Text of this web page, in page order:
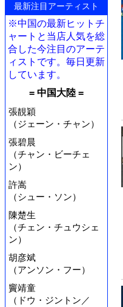
最新注目アーティスト
※中国の最新ヒットチ
ャートと当店人気を総
合した今注目のアーテ
ィストです。毎日更新
しています。
= 中国大陸 =
張靚穎
（ジェーン・チャン）
張碧晨
（チャン・ビーチェ
ン）
許嵩
（シュー・ソン）
陳楚生
（チェン・チュウシェ
ン）
胡彦斌
（アンソン・フー）
竇靖童
（ドウ・ジントン／